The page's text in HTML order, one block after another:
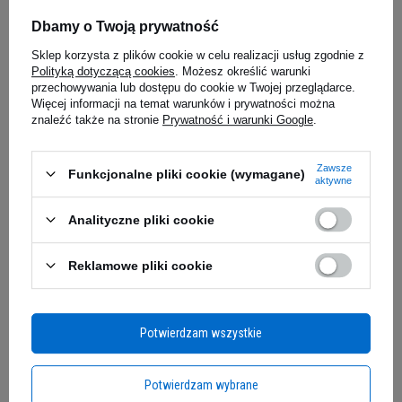
Twój Organizm Zasługuje na
Profesjonalne Nawodnienie
Każdy trening, każda sesja cardio, każdy wysiłek
fizyczny to wyzwanie dla Twojego organizmu.
tylko wodę, ale przede wszystkim cenne
elektrolity, które są kluczowe dla prawidłowego
funkcjonowania mięśni i układu nerwowego.
Zwykła woda nie jest w stanie uzupełnić tych
31,5g
4.98 (38)
25,89 zł 7,96 zł
Zapytaj o produkt
E-mail
Dbamy o Twoją prywatność
Sklep korzysta z plików cookie w celu realizacji usług zgodnie z
Polityką dotyczącą cookies . Możesz określić warunki
przechowywania lub dostępu do cookie w Twojej przeglądarce.
Więcej informacji na temat warunków i prywatności można
znaleźć także na stronie Prywatność i warunki Google
Funkcjonalne pliki cookie (wymagane)
Zawsze
aktywne
Analityczne pliki cookie
Reklamowe pliki cookie
Potwierdzam wybrane
Potwierdzam wszystkie